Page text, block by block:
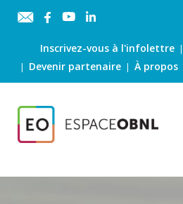
Inscrivez-vous à l'infolettre|
| Devenir partenaire |À propos